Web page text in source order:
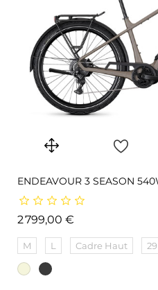
ENDEAVOUR 3 SEASON
2 799,00 €
M L Cadre Haut